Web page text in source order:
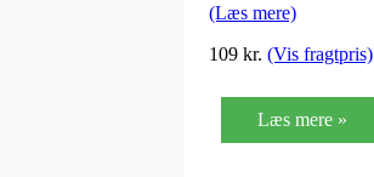
(Læs mere)
109 kr. (Vis fragtpris)
Læs mere »